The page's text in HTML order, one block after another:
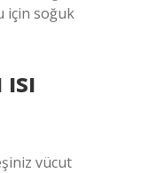
için soğuk
vücut